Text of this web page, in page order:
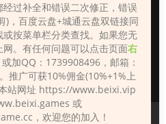
人物（Looks）
过补全和错误二次修正，错误
)，百度云盘+城通云盘双链接同
按菜单栏分类查找。如果您无
。有任何问题可以点击页面右
或加QQ：1739908496，邮箱：
。推广可获10%佣金(10%+1%上
站网址 https://www.beixi.vip
或
，欢迎您的加入！